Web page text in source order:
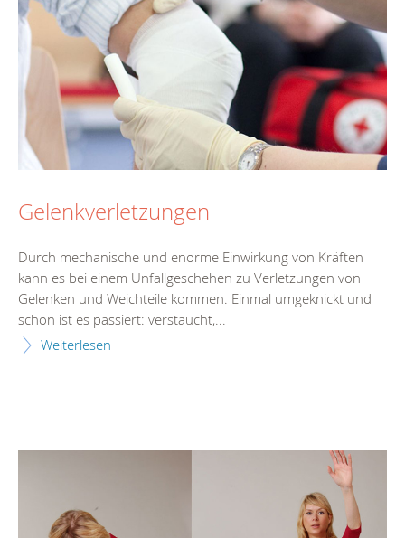
Gelenkverletzungen
Durch mechanische und enorme Einwirkung von Kräften
kann es bei einem Unfallgeschehen zu Verletzungen von
Gelenken und Weichteile kommen. Einmal umgeknickt und
schon ist es passiert: verstaucht,...
Weiterlesen